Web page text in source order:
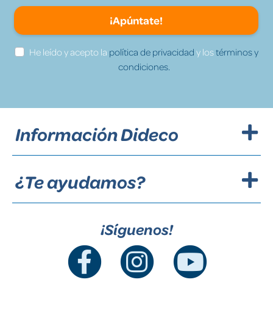
¡Apúntate!
He leído y acepto la política de privacidad y lostérminos y
condiciones.
Información Dideco
¿Te ayudamos?
¡Síguenos!